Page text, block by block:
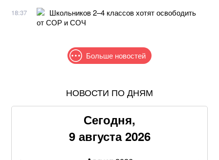
18:37
Школьников 2–4 классов хотят освободить
от СОР и СОЧ
Больше новостей
За что можно получить от 597 до 908 гривен
Минфин назвал данные, которые будут проверять у
пенсионеров во время верификации: полный перечень
НОВОСТИ ПО ДНЯМ
Сегодня,
9 августа 2026